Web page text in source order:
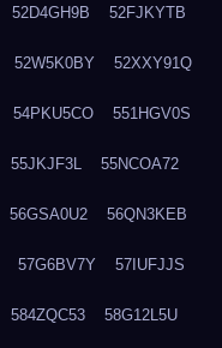
52D4GH9B 52FJKYTB
52W5K0BY 52XXY91Q
54PKU5CO 551HGV0S
55JKJF3L 55NCOA72
56GSA0U2 56QN3KEB
57G6BV7Y 57IUFJJS
584ZQC53 58G12L5U